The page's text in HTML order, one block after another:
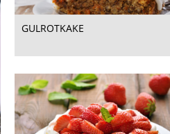
GULROTKAKE